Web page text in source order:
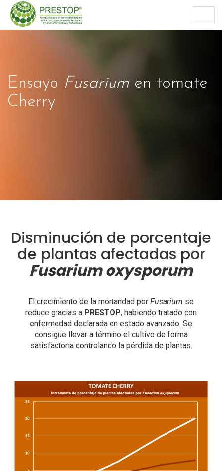
Ensayo Fusarium en tomate
Cherry
Disminución de porcentaje
de plantas afectadas por
Fusarium oxysporum
El crecimiento de la mortandad por Fusarium se
reduce gracias a PRESTOP, habiendo tratado con
enfermedad declarada en estado avanzado. Se
consigue llevar a término el cultivo de forma
satisfactoria controlando la pérdida de plantas.